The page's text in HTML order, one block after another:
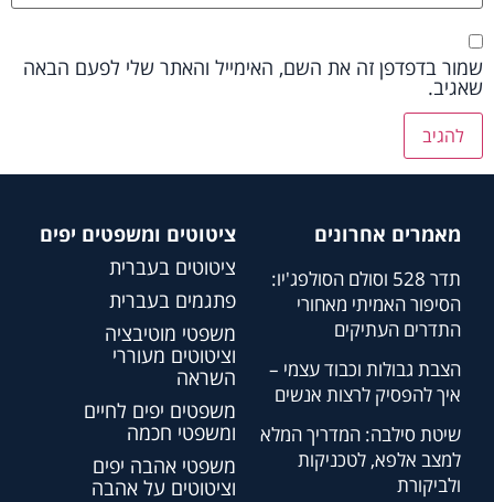
שמור בדפדפן זה את השם, האימייל והאתר שלי לפעם הבאה
שאגיב.
מאמרים אחרונים
תדר 528 וסולם הסולפג'יו:
הסיפור האמיתי מאחורי
התדרים העתיקים
הצבת גבולות וכבוד עצמי –
איך להפסיק לרצות אנשים
שיטת סילבה: המדריך המלא
למצב אלפא, לטכניקות
ולביקורת
ציטוטים ומשפטים יפים
ציטוטים בעברית
פתגמים בעברית
משפטי מוטיבציה
וציטוטים מעוררי
השראה
משפטים יפים לחיים
ומשפטי חכמה
משפטי אהבה יפים
וציטוטים על אהבה